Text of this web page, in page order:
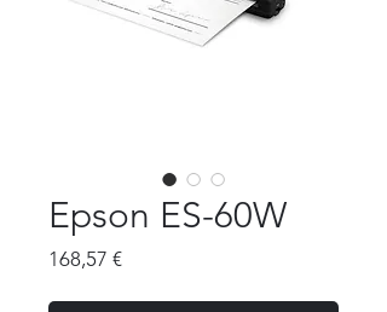
Epson ES-60W
168,57 €Precio